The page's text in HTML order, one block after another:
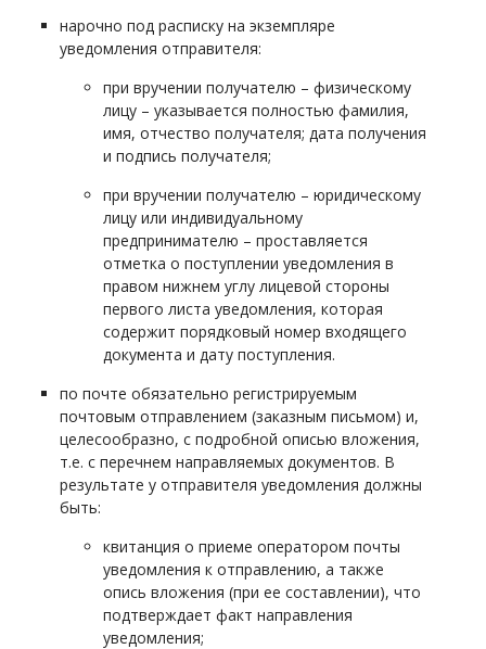
нарочно под расписку на экземпляре
уведомления отправителя:
при вручении получателю – физическому
лицу – указывается полностью фамилия,
имя, отчество получателя; дата получения
и подпись получателя;
при вручении получателю – юридическому
лицу или индивидуальному
предпринимателю – проставляется
отметка о поступлении уведомления в
правом нижнем углу лицевой стороны
первого листа уведомления, которая
содержит порядковый номер входящего
документа и дату поступления.
по почте обязательно регистрируемым
почтовым отправлением (заказным письмом) и,
целесообразно, с подробной описью вложения,
т.е. с перечнем направляемых документов. В
результате у отправителя уведомления должны
быть:
квитанция о приеме оператором почты
уведомления к отправлению, а также
опись вложения (при ее составлении), что
подтверждает факт направления
уведомления;